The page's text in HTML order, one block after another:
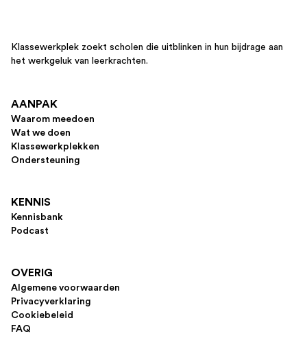
Klassewerkplek zoekt scholen die uitblinken in hun bijdrage aan
het werkgeluk van leerkrachten.
AANPAK
Waarom meedoen
Wat we doen
Klassewerkplekken
Ondersteuning
KENNIS
Kennisbank
Podcast
OVERIG
Algemene voorwaarden
Privacyverklaring
Cookiebeleid
FAQ